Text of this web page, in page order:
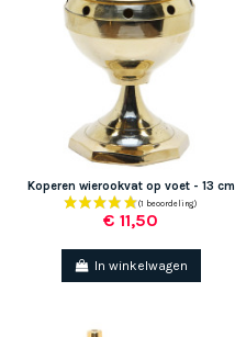
Koperen wierookvat op voet - 13 cm
€ 11,50
In winkelwagen